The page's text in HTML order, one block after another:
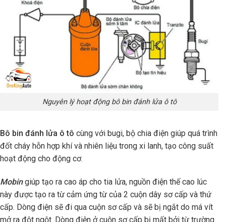
Nguyên lý hoạt động bô bin đánh lửa ô tô
Bô bin đánh lửa ô tô cùng với bugi, bộ chia điện giúp quá trình
đốt cháy hỗn hợp khí và nhiên liệu trong xi lanh, tạo công suất
hoạt động cho động cơ.
Mobingiúp tạo ra cao áp cho tia lửa, nguồn điện thế cao lúc
này được tạo ra từ cảm ứng từ của 2 cuộn dây sơ cấp và thứ
cấp. Dòng điện sẽ đi qua cuộn sơ cấp và sẽ bị ngắt do má vít
mở ra đột ngột. Dòng điện ở cuộn sơ cấp bị mất bởi từ trường